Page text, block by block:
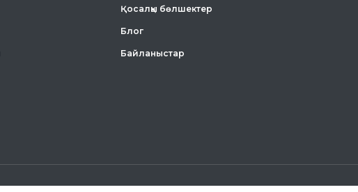
Қосалқы бөлшектер
Блог
Байланыстар